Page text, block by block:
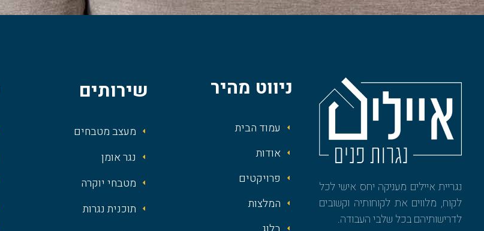
נגריית איילים מעניקה יחס אישי לכל
לקוח, מלווים את לקוחותיה וקשובים
לדרישותיהם בכל שלבי העבודה.
ניווט מהיר
עמוד הבית
אודות
פרויקטים
המלצות
שירותים
מעצב מטבחים
נגר אומן
מטבחי יוקרה
תוכנית נגרות